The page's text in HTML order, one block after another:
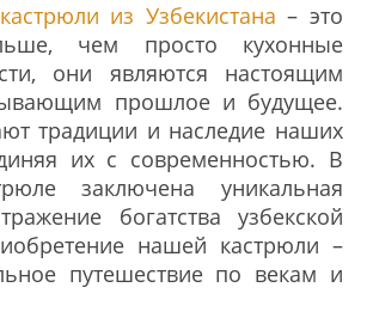
кастрюли из Узбекистана – это
чем просто кухонные
они являются настоящим
прошлое и будущее.
традиции и наследие наших
их с современностью. В
заключена уникальная
богатства узбекской
нашей кастрюли –
путешествие по векам и